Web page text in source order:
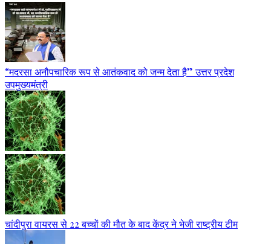
“मदरसा अनौपचारिक रूप से आतंकवाद को जन्म देता है” उत्तर प्रदेश
उपमुख्यमंत्री
चांदीपुरा वायरस से 22 बच्चों की मौत के बाद केंद्र ने भेजी राष्ट्रीय टीम